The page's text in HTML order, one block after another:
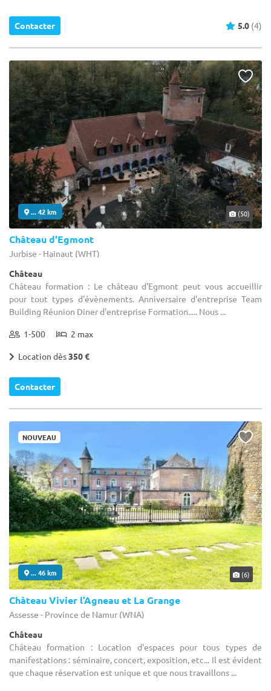
Contacter 5.0 (4)
... 42 km (50)
Château d'Egmont
Jurbise - Hainaut (WHT)
Château
Château formation : Le château d'Egmont peut vous accueillir
pour tout types d'évènements. Anniversaire d'entreprise Team
Building Réunion Diner d'entreprise Formation..... Nous ...
1-500 2 max
Location dès350 €
Contacter
NOUVEAU
... 46 km (6)
Château Vivier l’Agneau et La Grange
Assesse - Province de Namur (WNA)
Château
Château formation : Location d'espaces pour tous types de
manifestations : séminaire, concert, exposition, etc... Il est évident
que chaque réservation est unique et que nous travaillons ...